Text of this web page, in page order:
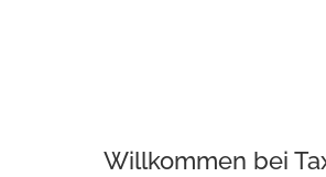
Willkommen bei